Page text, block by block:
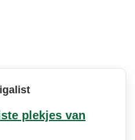
plekjes van